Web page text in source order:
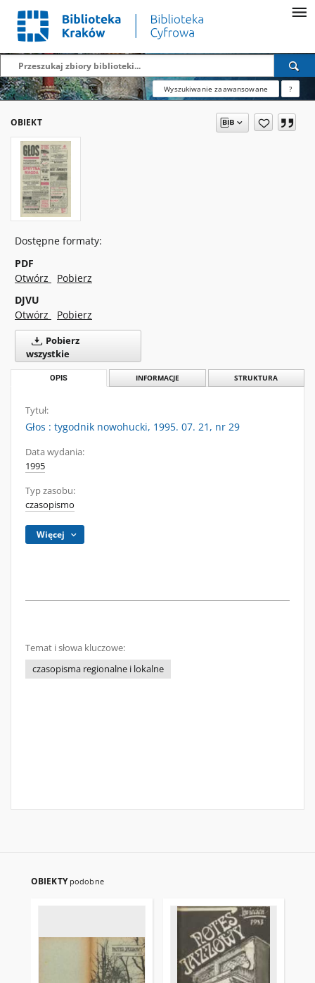
Wyszukiwanie zaawansowane ?
OBIEKT
Dostępne formaty:
PDF
Otwórz
Pobierz
DJVU
Otwórz
Pobierz
Pobierz
wszystkie
OPIS INFORMACJE STRUKTURA
Tytuł:
Głos : tygodnik nowohucki, 1995. 07. 21, nr 29
Data wydania:
1995
Typ zasobu:
czasopismo
Więcej
Temat i słowa kluczowe:
czasopisma regionalne i lokalne
OBIEKTY podobne